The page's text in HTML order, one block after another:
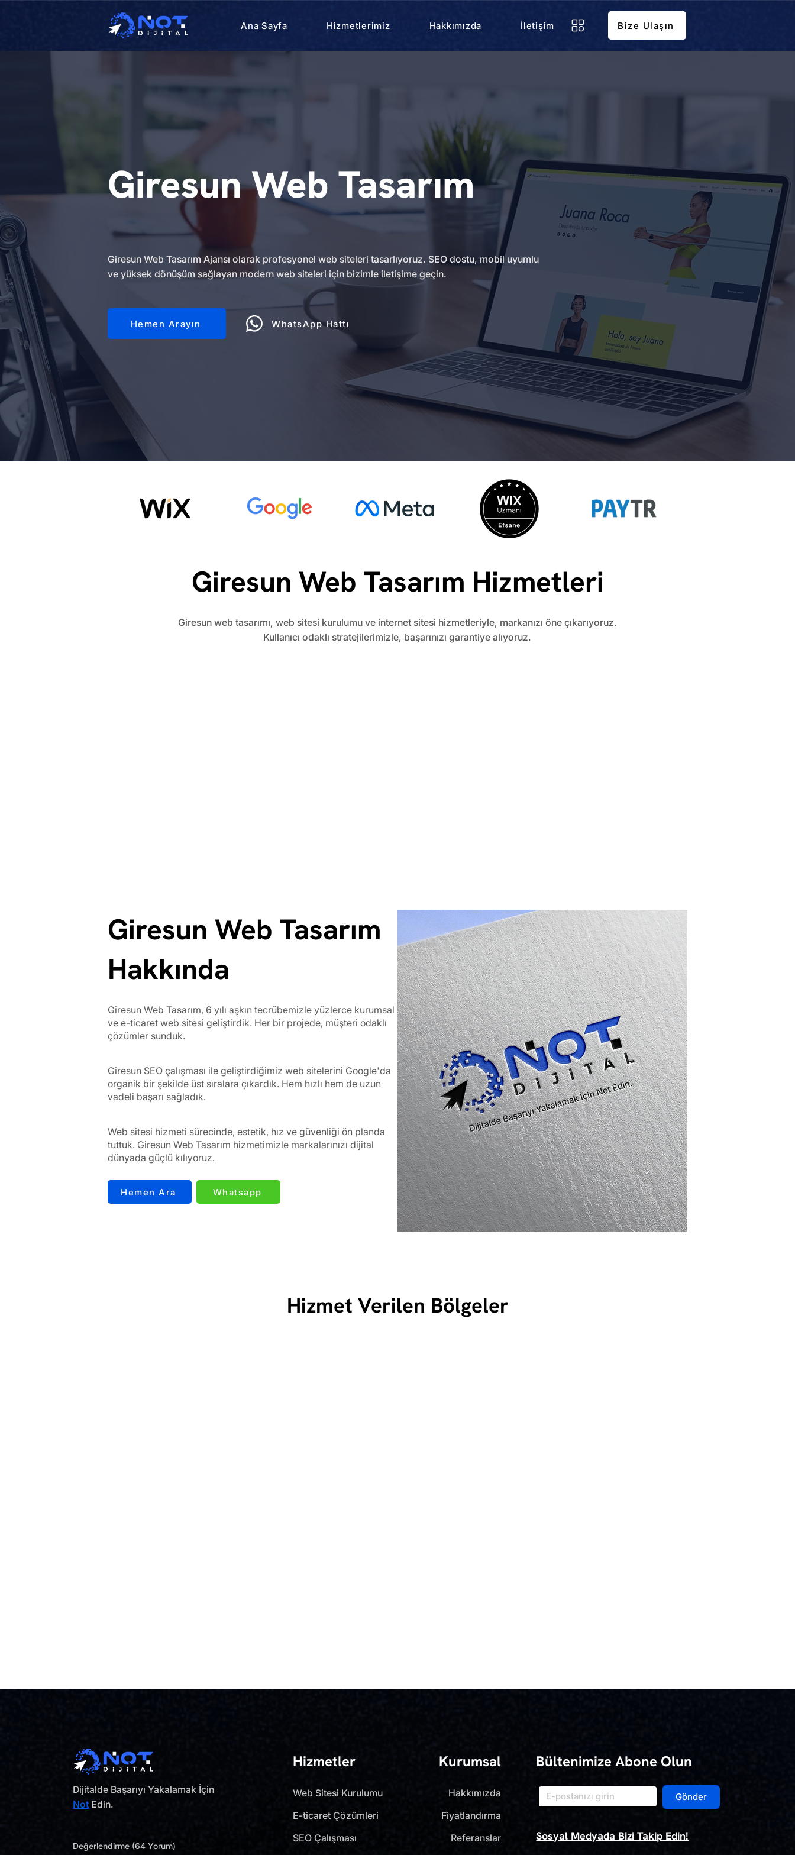
Ana Sayfa Hizmetlerimiz Hakkımızda İletişim Bize Ulaşın
Giresun Web Tasarım
Giresun Web Tasarım Ajansı olarak profesyonel web siteleri tasarlıyoruz. SEO dostu, mobil uyumlu
ve yüksek dönüşüm sağlayan modern web siteleri için bizimle iletişime geçin.
Hemen Arayın WhatsApp Hattı
Giresun Web Tasarım Hizmetleri
​Giresun web tasarımı, web sitesi kurulumu ve internet sitesi hizmetleriyle, markanızı öne çıkarıyoruz.
Kullanıcı odaklı stratejilerimizle, başarınızı garantiye alıyoruz.
Giresun Web Tasarım
Hakkında
Giresun Web Tasarım, 6 yılı aşkın tecrübemizle yüzlerce kurumsal
ve e-ticaret web sitesi geliştirdik. Her bir projede, müşteri odaklı
çözümler sunduk.
Giresun SEO çalışması ile geliştirdiğimiz web sitelerini Google'da
organik bir şekilde üst sıralara çıkardık. Hem hızlı hem de uzun
vadeli başarı sağladık.
Web sitesi hizmeti sürecinde, estetik, hız ve güvenliği ön planda
tuttuk. Giresun Web Tasarım hizmetimizle markalarınızı dijital
dünyada güçlü kılıyoruz.
Hemen Ara Whatsapp
Hizmet Verilen Bölgeler
Dijitalde Başarıyı Yakalamak İçin
Not Edin.
Değerlendirme (64 Yorum)
Hizmetler Kurumsal
Web Sitesi Kurulumu
E-ticaret Çözümleri
SEO Çalışması
Hakkımızda
Fiyatlandırma
Referanslar
Bültenimize Abone Olun
Gönder
Sosyal Medyada Bizi Takip Edin!